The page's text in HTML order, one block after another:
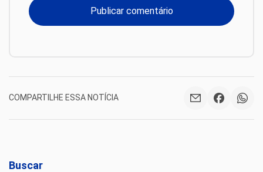
COMPARTILHE ESSA NOTÍCIA
Buscar